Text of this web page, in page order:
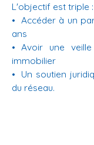
L'objectif est triple :
Accéder à un
ans
Avoir une
immobilier
Un soutien
du réseau.